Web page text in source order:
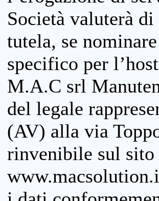
Società valuterà
tutela, se
specifico per
M.A.C srl
del legale
(AV) alla via
rinvenibile sul sito